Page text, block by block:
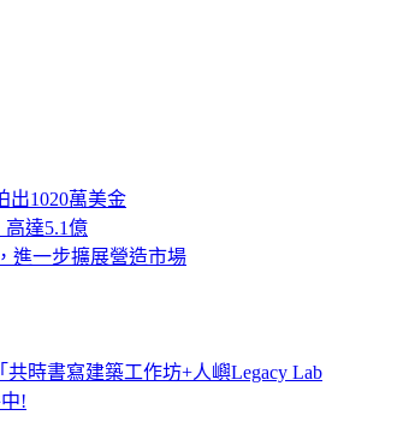
1020萬美金
達5.1億
進一步擴展營造市場
時書寫建築工作坊+人嶼Legacy Lab
!